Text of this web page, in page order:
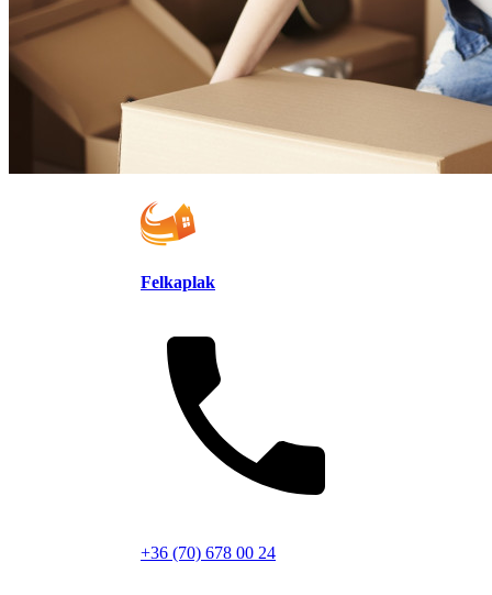
Felkaplak
+36 (70) 678 00 24